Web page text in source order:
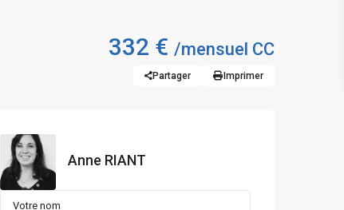
332 € /mensuel CC
Partager Imprimer
Anne RIANT